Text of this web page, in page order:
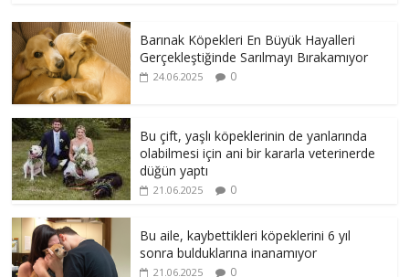
Barınak Köpekleri En Büyük Hayalleri
Gerçekleştiğinde Sarılmayı Bırakamıyor
24.06.2025 0
Bu çift, yaşlı köpeklerinin de yanlarında
olabilmesi için ani bir kararla veterinerde
düğün yaptı
21.06.2025 0
Bu aile, kaybettikleri köpeklerini 6 yıl
sonra bulduklarına inanamıyor
21.06.2025 0